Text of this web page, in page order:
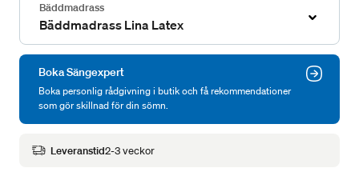
Bäddmadrass
Bäddmadrass Lina Latex
Boka Sängexpert
Boka personlig rådgivning i butik och få rekommendationer
som gör skillnad för din sömn.
Leveranstid2-3 veckor